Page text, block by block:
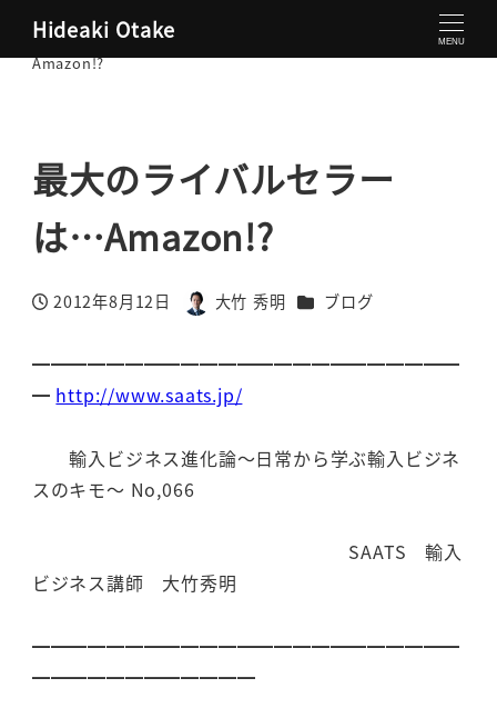
Hideaki Otake MENU
大竹秀明 公式サイト
最大のライバルセラーは…
Amazon!?
最大のライバルセラー
は…Amazon!?
投稿日
2012年8月12日
著
大竹 秀明 カテゴリー
ブログ
━━━━━━━━━━━━━━━━━━━━━━━
━ http://www.saats.jp/
輸入ビジネス進化論～日常から学ぶ輸入ビジネ
スのキモ～ No,066
SAATS 輸入
ビジネス講師 大竹秀明
━━━━━━━━━━━━━━━━━━━━━━━
━━━━━━━━━━━━